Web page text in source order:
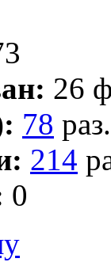
26
78 раз.
214
0